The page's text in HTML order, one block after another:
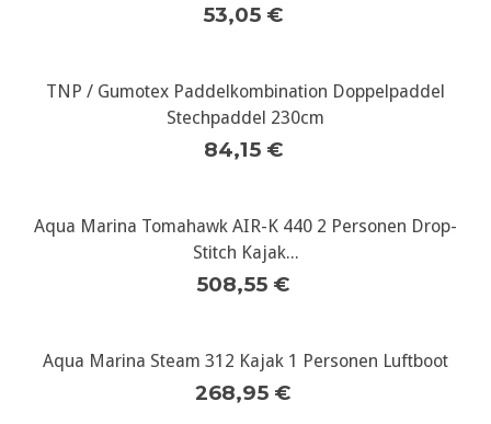
53,05 €
TNP / Gumotex Paddelkombination Doppelpaddel
Stechpaddel 230cm
84,15 €
Aqua Marina Tomahawk AIR-K 440 2 Personen Drop-
Stitch Kajak...
508,55 €
Aqua Marina Steam 312 Kajak 1 Personen Luftboot
268,95 €